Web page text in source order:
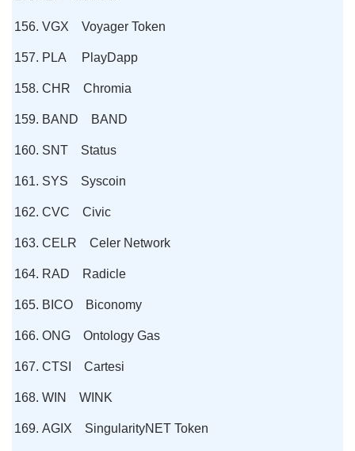
VGX Voyager Token
PLA PlayDapp
CHR Chromia
BAND BAND
SNT Status
SYS Syscoin
CVC Civic
CELR Celer Network
RAD Radicle
BICO Biconomy
ONG Ontology Gas
CTSI Cartesi
WIN WINK
AGIX SingularityNET Token